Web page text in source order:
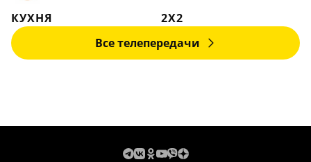
КУХНЯ
2X2
Все телепередачи